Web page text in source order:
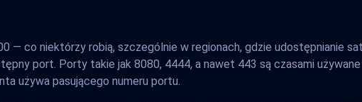
— co niektórzy robią, szczególnie w regionach, gdzie udostępnianie
port. Porty takie jak 8080, 4444, a nawet 443 są czasami
używa pasującego numeru portu.